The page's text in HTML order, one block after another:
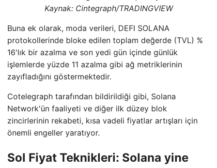
Kaynak: Cintegraph/TRADINGVIEW
Buna ek olarak, moda verileri, DEFI SOLANA
protokollerinde bloke edilen toplam değerde (TVL) %
16'lık bir azalma ve son yedi gün içinde günlük
işlemlerde yüzde 11 azalma gibi ağ metriklerinin
zayıfladığını göstermektedir.
Cotelegraph tarafından bildirildiği gibi, Solana
Network'ün faaliyeti ve diğer ilk düzey blok
zincirlerinin rekabeti, kısa vadeli fiyatlar artışları için
önemli engeller yaratıyor.
Sol Fiyat Teknikleri: Solana yine